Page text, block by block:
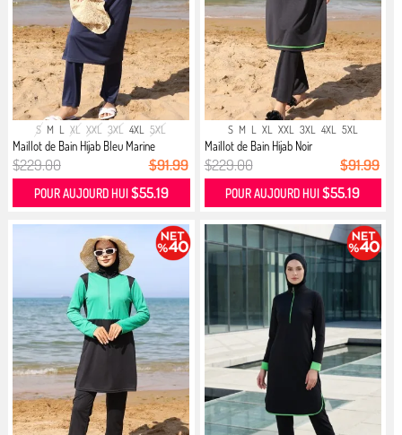
S M L XL XXL 3XL 4XL 5XL
Maillot de Bain Hijab Bleu Marine
$229.00 $91.99
POUR AUJOURD HUI $55.19
S M L XL XXL 3XL 4XL 5XL
Maillot de Bain Hijab Noir
$229.00 $91.99
POUR AUJOURD HUI$55.19